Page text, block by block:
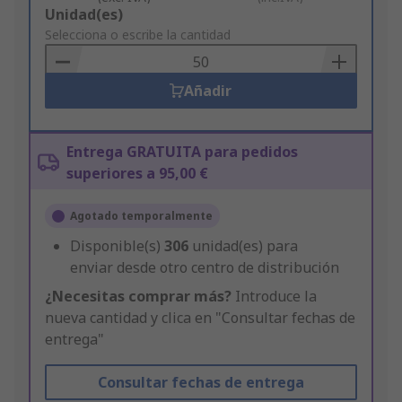
Add
to
Basket
Unidad(es)
Selecciona o escribe la cantidad
Añadir
Entrega GRATUITA para pedidos
superiores a 95,00 €
Agotado temporalmente
Disponible(s) 306 unidad(es) para
enviar desde otro centro de distribución
¿Necesitas comprar más? Introduce la
nueva cantidad y clica en "Consultar fechas de
entrega"
Consultar fechas de entrega